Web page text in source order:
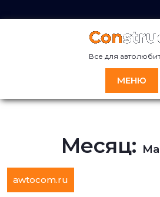
к
Все для
МЕНЮ
Месяц:
awtocom.ru